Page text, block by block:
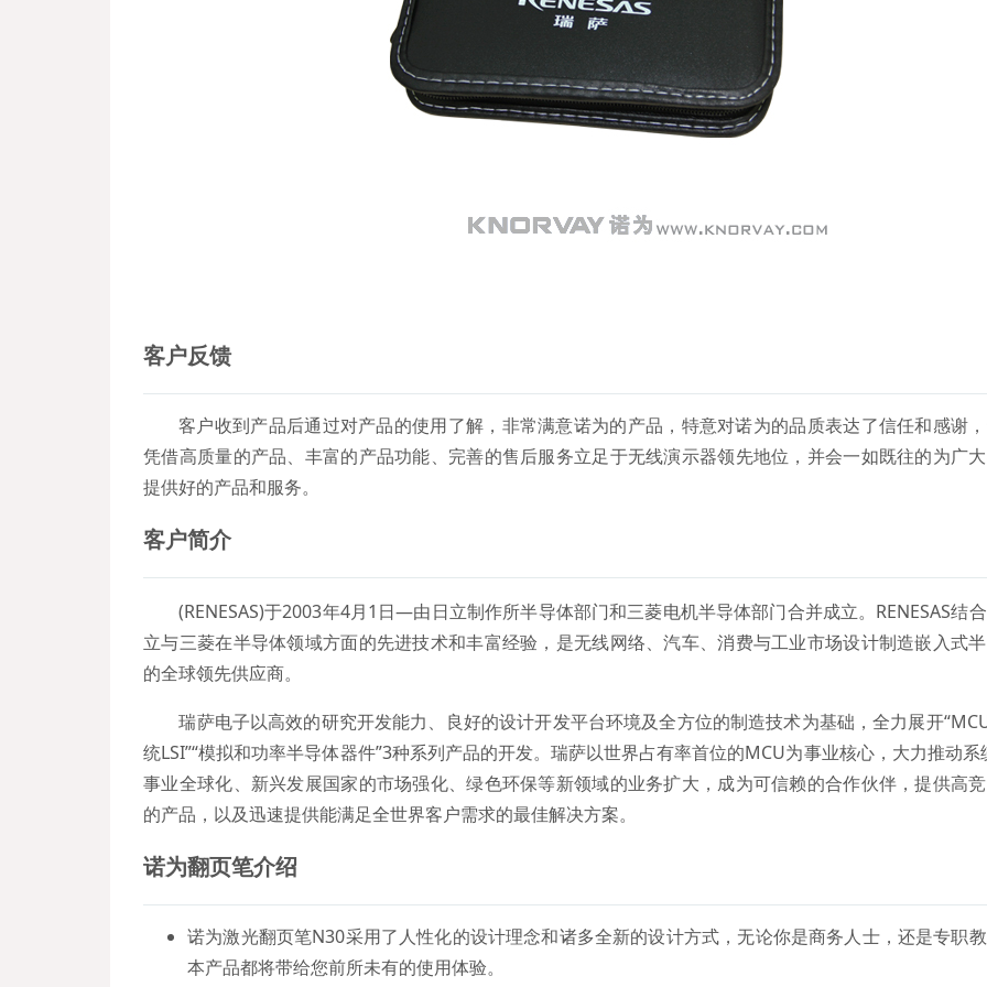
客户反馈
客户收到产品后通过对产品的使用了解，非常满意诺为的产品，特意对诺为的品质表达了信任和感谢
凭借高质量的产品、丰富的产品功能、完善的售后服务立足于无线演示器领先地位，并会一如既往的为广
提供好的产品和服务。
客户简介
(RENESAS)于2003年4月1日—由日立制作所半导体部门和三菱电机半导体部门合并成立。RENESAS结
立与三菱在半导体领域方面的先进技术和丰富经验，是无线网络、汽车、消费与工业市场设计制造嵌入式
的全球领先供应商。
瑞萨电子以高效的研究开发能力、良好的设计开发平台环境及全方位的制造技术为基础，全力展开
统LSI”“模拟和功率半导体器件”3种系列产品的开发。瑞萨以世界占有率首位的MCU为事业核心，大力推动系
事业全球化、新兴发展国家的市场强化、绿色环保等新领域的业务扩大，成为可信赖的合作伙伴，提供高
的产品，以及迅速提供能满足全世界客户需求的最佳解决方案。
诺为翻页笔介绍
诺为激光翻页笔N30采用了人性化的设计理念和诸多全新的设计方式，无论你是商务人士，还是专职教
本产品都将带给您前所未有的使用体验。